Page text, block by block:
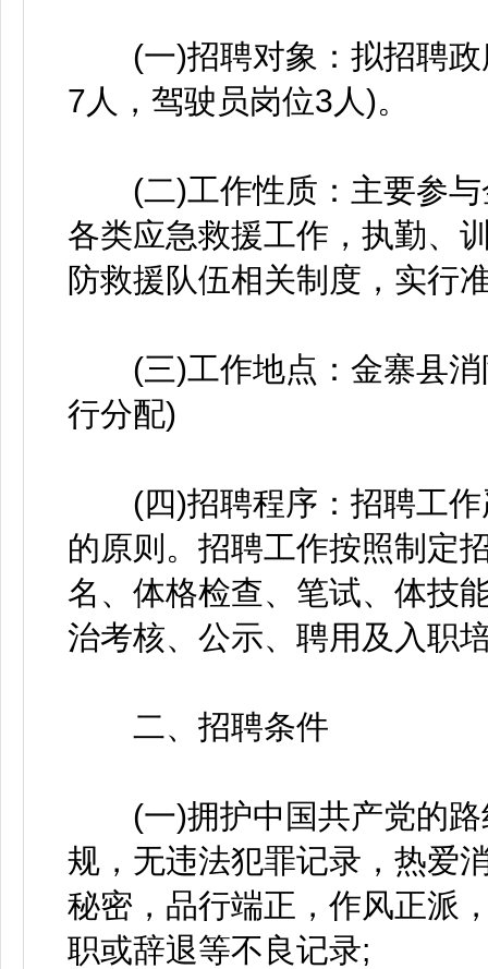
(一)招聘对象：拟招聘政
7人，驾驶员岗位3人)。
(二)工作性质：主要参与
各类应急救援工作，执勤、
防救援队伍相关制度，实行
(三)工作地点：金寨县消
行分配)
(四)招聘程序：招聘工作
的原则。招聘工作按照制定
名、体格检查、笔试、体技
治考核、公示、聘用及入职
二、招聘条件
(一)拥护中国共产党的路
规，无违法犯罪记录，热爱
秘密，品行端正，作风正派
职或辞退等不良记录;